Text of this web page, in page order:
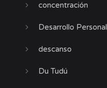
concentración
Desarrollo Personal
descanso
Du Tudú